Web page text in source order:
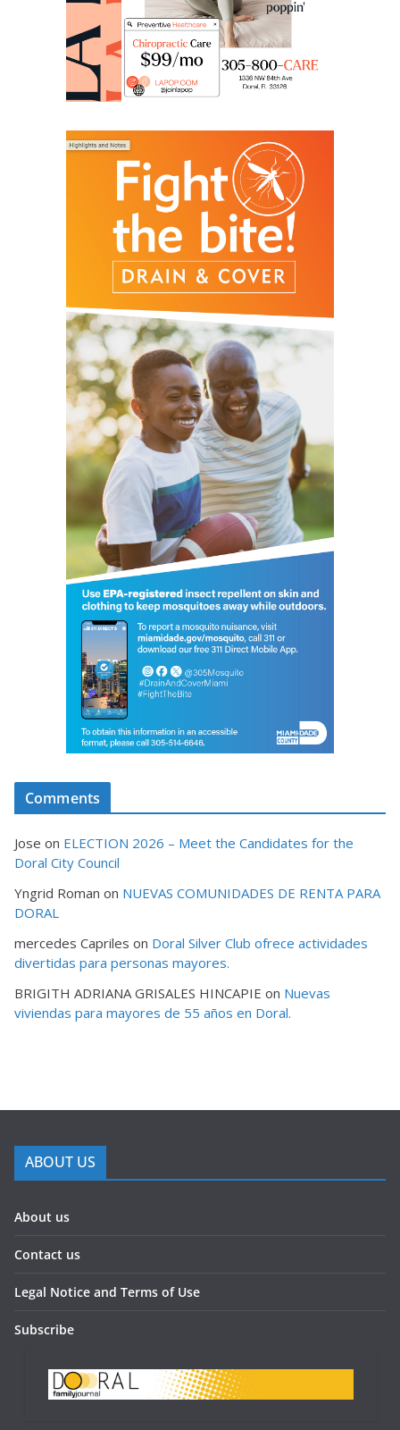
Comments
Jose on ELECTION 2026 – Meet the Candidates for the
Doral City Council
Yngrid Roman on NUEVAS COMUNIDADES DE RENTA PARA
DORAL
mercedes Capriles on Doral Silver Club ofrece actividades
divertidas para personas mayores.
BRIGITH ADRIANA GRISALES HINCAPIE on Nuevas
viviendas para mayores de 55 años en Doral.
ABOUT US
About us
Contact us
Legal Notice and Terms of Use
Subscribe